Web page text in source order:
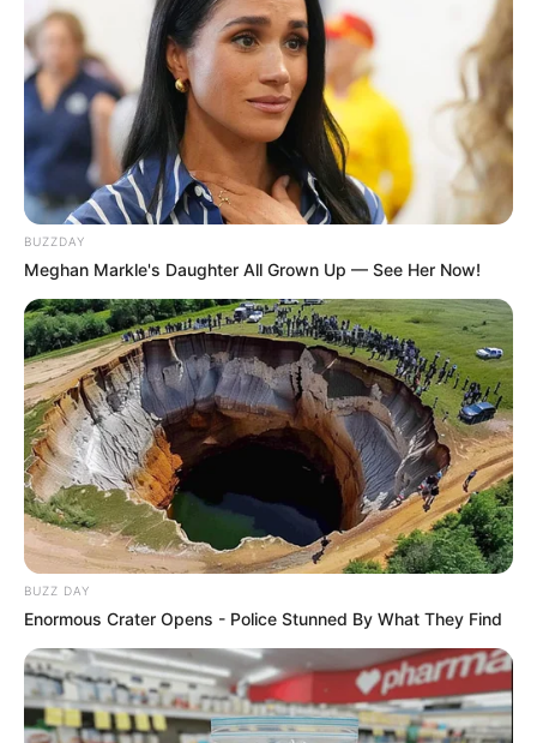
BUZZDAY
Meghan Markle's Daughter All Grown Up — See Her Now!
BUZZ DAY
Enormous Crater Opens - Police Stunned By What They Find